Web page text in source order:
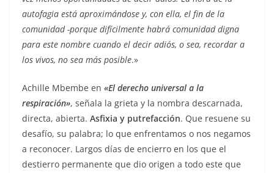
autofagia está aproximándose y, con ella, el fin de la
comunidad -porque difícilmente habrá comunidad digna
para este nombre cuando el decir adiós, o sea, recordar a
los vivos, no sea más posible.»
Achille Mbembe en «El derecho universal a la
respiración», señala la grieta y la nombra descarnada,
directa, abierta. Asfixia y putrefacción. Que resuene su
desafío, su palabra; lo que enfrentamos o nos negamos
a reconocer. Largos días de encierro en los que el
destierro permanente que dio origen a todo este que